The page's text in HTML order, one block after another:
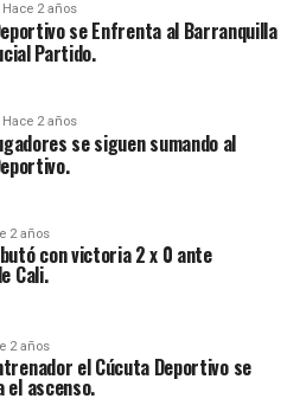
Hace 2 años
se Enfrenta al Barranquilla
Partido.
Hace 2 años
se siguen sumando al
2 años
con victoria 2 x 0 ante
Cali.
2 años
el Cúcuta Deportivo se
el ascenso.